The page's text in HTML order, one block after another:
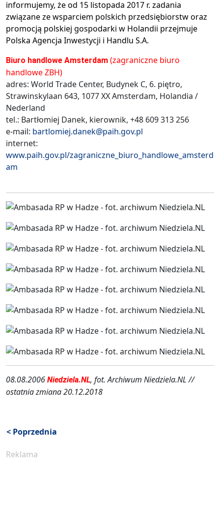
informujemy, że od 15 listopada 2017 r. zadania
związane ze wsparciem polskich przedsiębiorstw oraz
promocją polskiej gospodarki w Holandii przejmuje
Polska Agencja Inwestycji i Handlu S.A.
Biuro handlowe Amsterdam (zagraniczne biuro
handlowe ZBH)
adres: World Trade Center, Budynek C, 6. piętro,
Strawinskylaan 643, 1077 XX Amsterdam, Holandia /
Nederland
tel.: Bartłomiej Danek, kierownik, +48 609 313 256
e-mail: bartlomiej.danek@paih.gov.pl
internet:
www.paih.gov.pl/zagraniczne_biuro_handlowe_amsterd
am
08.08.2006 Niedziela.NL, fot. Archiwum Niedziela.NL //
ostatnia zmiana 20.12.2018
< Poprzednia
Reklama